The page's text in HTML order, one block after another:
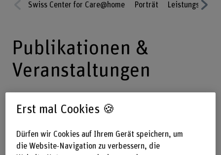
ious
Swiss Center for Care@home Porträt
Publikationen &
Veranstaltungen
Auf dieser Seite finden Sie
ausgewählte Fachpublikationen,
Artikel und Studien vom SCC, der BFH
Erst mal Cookies 🍪
Dürfen wir Cookies auf Ihrem Gerät speichern, um
die Website-Navigation zu verbessern, die